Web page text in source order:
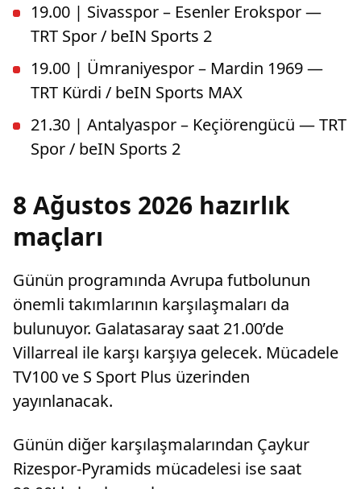
19.00 | Sivasspor – Esenler Erokspor —
TRT Spor / beIN Sports 2
19.00 | Ümraniyespor – Mardin 1969 —
TRT Kürdi / beIN Sports MAX
21.30 | Antalyaspor – Keçiörengücü — TRT
Spor / beIN Sports 2
8 Ağustos 2026 hazırlık
maçları
Günün programında Avrupa futbolunun
önemli takımlarının karşılaşmaları da
bulunuyor. Galatasaray saat 21.00’de
Villarreal ile karşı karşıya gelecek. Mücadele
TV100 ve S Sport Plus üzerinden
yayınlanacak.
Günün diğer karşılaşmalarından Çaykur
Rizespor-Pyramids mücadelesi ise saat